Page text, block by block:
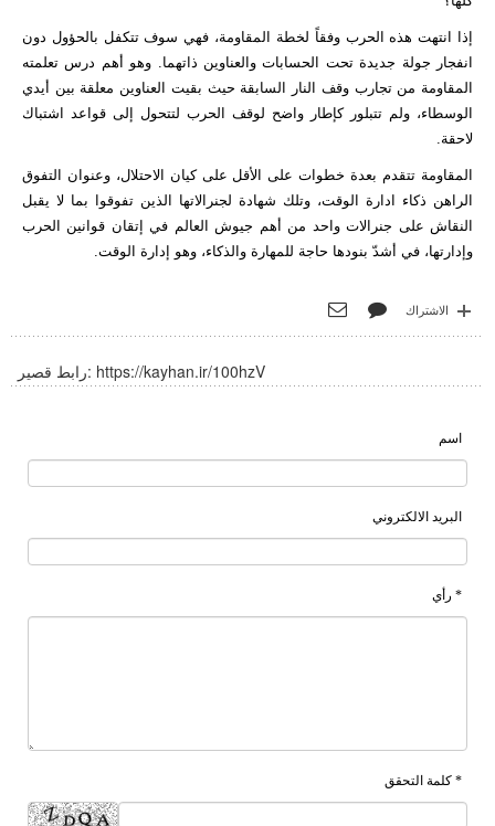
إذا انتهت هذه الحرب وفقاً لخطة المقاومة، فهي سوف تتكفل بالحؤول دون
انفجار جولة جديدة تحت الحسابات والعناوين ذاتهما. وهو أهم درس تعلمته
المقاومة من تجارب وقف النار السابقة حيث بقيت العناوين معلقة بين أيدي
الوسطاء، ولم تتبلور كإطار واضح لوقف الحرب لتتحول إلى قواعد اشتباك
لاحقة.
المقاومة تتقدم بعدة خطوات على الأقل على كيان الاحتلال، وعنوان التفوق
الراهن ذكاء ادارة الوقت، وتلك شهادة لجنرالاتها الذين تفوقوا بما لا يقبل
النقاش على جنرالات واحد من أهم جيوش العالم في إتقان قوانين الحرب
وإدارتها، في أشدّ بنودها حاجة للمهارة والذكاء، وهو إدارة الوقت.
الاشتراك
رابط قصير: https://kayhan.ir/100hzV
اسم
البريد الالكتروني
* رأي
* كلمة التحقق